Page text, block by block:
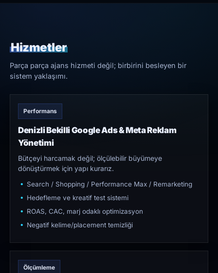
Hizmetler
Parça parça ajans hizmeti değil; birbirini besleyen bir
sistem yaklaşımı.
Performans
Denizli Bekilli Google Ads & Meta Reklam
Yönetimi
Bütçeyi harcamak değil; ölçülebilir büyümeye
dönüştürmek için yapı kurarız.
Search / Shopping / Performance Max / Remarketing
Hedefleme ve kreatif test sistemi
ROAS, CAC, marj odaklı optimizasyon
Negatif kelime/placement temizliği
Ölçümleme